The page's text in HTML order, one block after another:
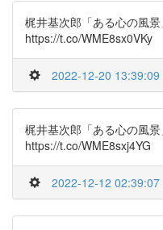
梶井基次郎「ある心の風
https://t.co/WME8sx0VKy
2022-12-20 13:39:09
梶井基次郎「ある心の風
https://t.co/WME8sxj4YG
2022-12-12 02:39:07